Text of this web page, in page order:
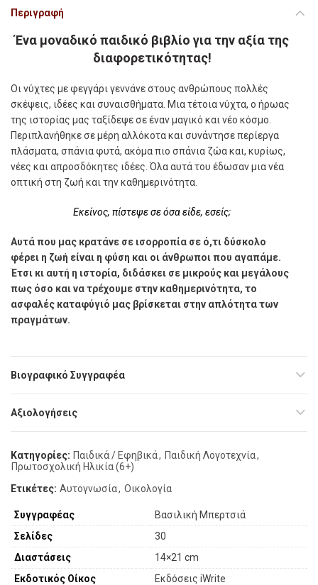
Περιγραφή
Ένα μοναδικό παιδικό βιβλίο για την αξία της
διαφορετικότητας!
Οι νύχτες µε φεγγάρι γεννάνε στους ανθρώπους πολλές
σκέψεις, ιδέες και συναισθήµατα. Μια τέτοια νύχτα, ο ήρωας
της ιστορίας µας ταξίδεψε σε έναν µαγικό και νέο κόσµο.
Περιπλανήθηκε σε µέρη αλλόκοτα και συνάντησε περίεργα
πλάσµατα, σπάνια φυτά, ακόµα πιο σπάνια ζώα και, κυρίως,
νέες και απροσδόκητες ιδέες. Όλα αυτά του έδωσαν µια νέα
οπτική στη ζωή και την καθηµερινότητα.
Εκείνος, πίστεψε σε όσα είδε, εσείς;
Αυτά που µας κρατάνε σε ισορροπία σε ό,τι δύσκολο
φέρει η ζωή είναι η φύση και οι άνθρωποι που αγαπάµε.
Έτσι κι αυτή η ιστορία, διδάσκει σε µικρούς και µεγάλους
πως όσο και να τρέχουµε στην καθηµερινότητα, το
ασφαλές καταφύγιό µας βρίσκεται στην απλότητα των
πραγµάτων.
Βιογραφικό Συγγραφέα
Αξιολογήσεις
Κατηγορίες: Παιδικά / Εφηβικά, Παιδική Λογοτεχνία,
Πρωτοσχολική Ηλικία (6+)
Ετικέτες: Αυτογνωσία, Οικολογία
Συγγραφέας
Βασιλική Μπερτσιά
Σελίδες
30
Διαστάσεις
14×21 cm
Εκδοτικός Οίκος
Εκδόσεις iWrite